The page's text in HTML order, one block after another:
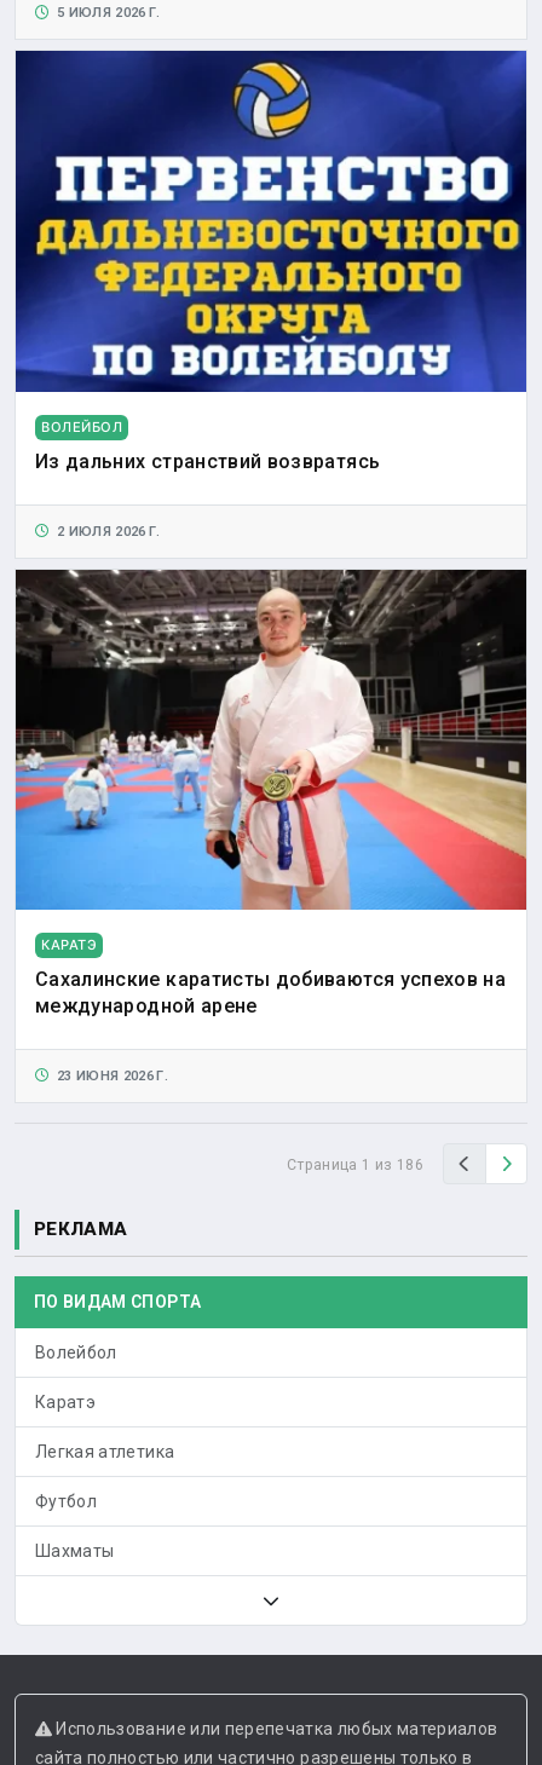
5 ИЮЛЯ 2026 Г.
ВОЛЕЙБОЛ
Из дальних странствий возвратясь
2 ИЮЛЯ 2026 Г.
КАРАТЭ
Сахалинские каратисты добиваются успехов на
международной арене
23 ИЮНЯ 2026 Г.
Страница 1 из 186 Назад
РЕКЛАМА
ПО ВИДАМ СПОРТА
Волейбол
Каратэ
Легкая атлетика
Футбол
Шахматы
Использование или перепечатка любых материалов
сайта полностью или частично разрешены только в